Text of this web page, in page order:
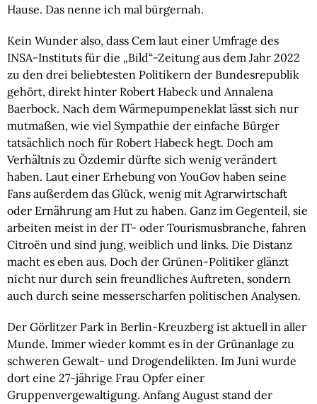
Hause. Das nenne ich mal bürgernah.
Kein Wunder also, dass Cem laut einer Umfrage des
INSA-Instituts für die „Bild“-Zeitung aus dem Jahr 2022
zu den drei beliebtesten Politikern der Bundesrepublik
gehört, direkt hinter Robert Habeck und Annalena
Baerbock. Nach dem Wärmepumpeneklat lässt sich nur
mutmaßen, wie viel Sympathie der einfache Bürger
tatsächlich noch für Robert Habeck hegt. Doch am
Verhältnis zu Özdemir dürfte sich wenig verändert
haben. Laut einer Erhebung von YouGov haben seine
Fans außerdem das Glück, wenig mit Agrarwirtschaft
oder Ernährung am Hut zu haben. Ganz im Gegenteil, sie
arbeiten meist in der IT- oder Tourismusbranche, fahren
Citroën und sind jung, weiblich und links. Die Distanz
macht es eben aus. Doch der Grünen-Politiker glänzt
nicht nur durch sein freundliches Auftreten, sondern
auch durch seine messerscharfen politischen Analysen.
Der Görlitzer Park in Berlin-Kreuzberg ist aktuell in aller
Munde. Immer wieder kommt es in der Grünanlage zu
schweren Gewalt- und Drogendelikten. Im Juni wurde
dort eine 27-jährige Frau Opfer einer
Gruppenvergewaltigung. Anfang August stand der